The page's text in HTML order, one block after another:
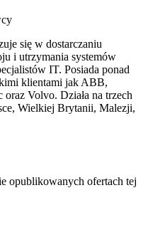
się w dostarczaniu
i utrzymania systemów
IT. Posiada ponad
klientami jak ABB,
Volvo. Działa na trzech
Wielkiej Brytanii, Malezji,
opublikowanych ofertach tej